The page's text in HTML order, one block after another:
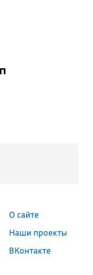
О сайте
Наши проекты
ВКонтакте